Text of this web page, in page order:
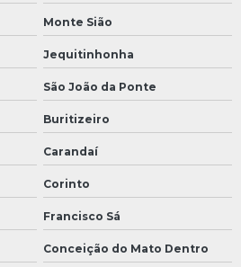
Monte Sião
Jequitinhonha
São João da Ponte
Buritizeiro
Carandaí
Corinto
Francisco Sá
Conceição do Mato Dentro